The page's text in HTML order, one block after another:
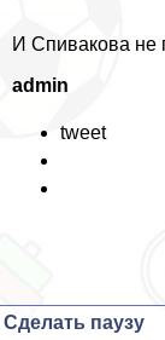
И Спивакова не
admin
tweet
Сделать паузу